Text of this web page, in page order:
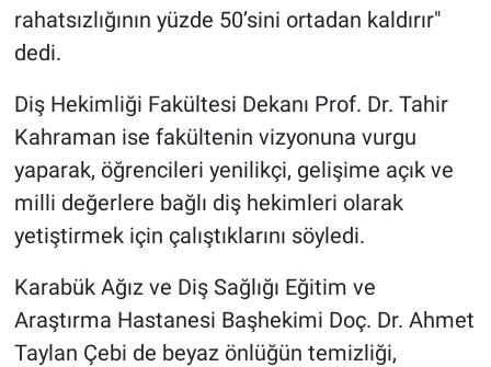
rahatsızlığının yüzde 50’sini ortadan kaldırır"
dedi.
Diş Hekimliği Fakültesi Dekanı Prof. Dr. Tahir
Kahraman ise fakültenin vizyonuna vurgu
yaparak, öğrencileri yenilikçi, gelişime açık ve
milli değerlere bağlı diş hekimleri olarak
yetiştirmek için çalıştıklarını söyledi.
Karabük Ağız ve Diş Sağlığı Eğitim ve
Araştırma Hastanesi Başhekimi Doç. Dr. Ahmet
Taylan Çebi de beyaz önlüğün temizliği,